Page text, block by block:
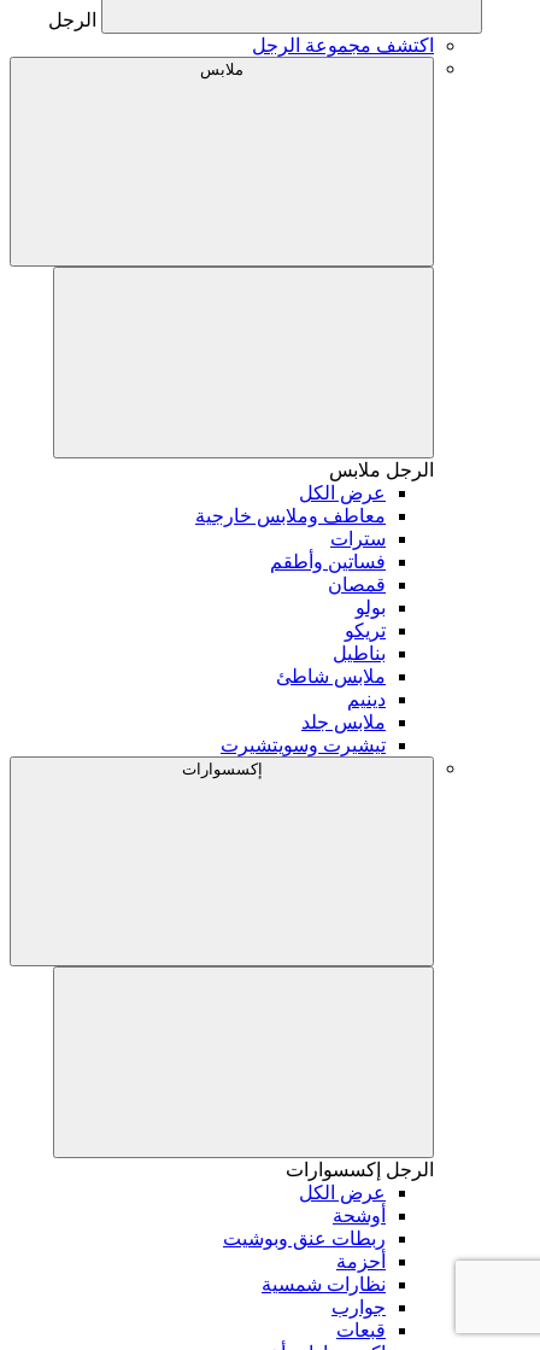
الرجل
اكتشف مجموعة الرجل
ملابس
الرجل ملابس
عرض الكل
معاطف وملابس خارجية
سترات
فساتين وأطقم
قمصان
بولو
تريكو
بناطيل
ملابس شاطئ
دينيم
ملابس جلد
تيشيرت وسويتشيرت
إكسسوارات
الرجل إكسسوارات
عرض الكل
أوشحة
ربطات عنق وبوشيت
أحزمة
نظارات شمسية
جوارب
قبعات